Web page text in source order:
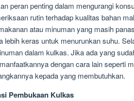
peran penting dalam mengurangi
rutin terhadap kualitas bahan
atau minuman yang masih
lebih keras untuk menurunkan suhu.
dalam kulkas. Jika ada yang
dengan cara lain seperti
kepada yang membutuhkan.
Pembukaan Kulkas